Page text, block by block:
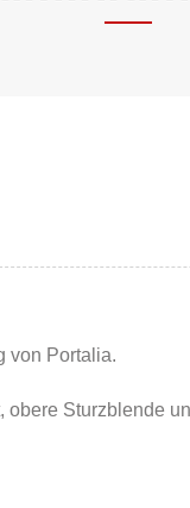
von Portalia.
Sturzblende